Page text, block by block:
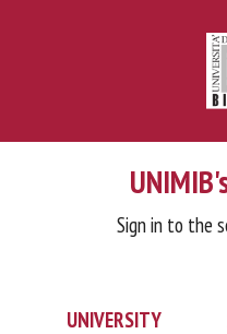
Sign in to the
UNIVERSITY